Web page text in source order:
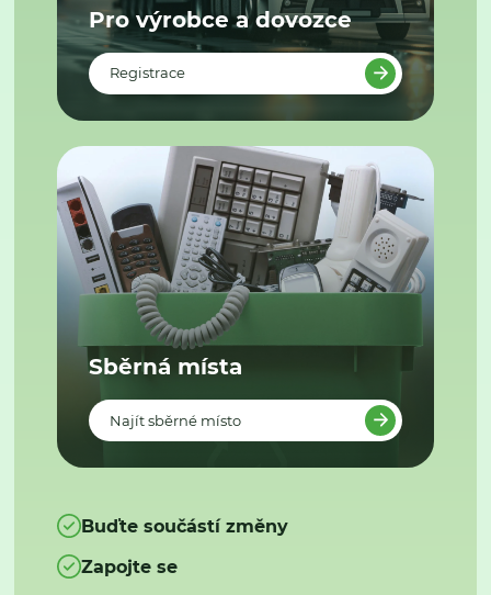
Pro výrobce a dovozce
Registrace
Sběrná místa
Najít sběrné místo
Buďte součástí změny
Zapojte se